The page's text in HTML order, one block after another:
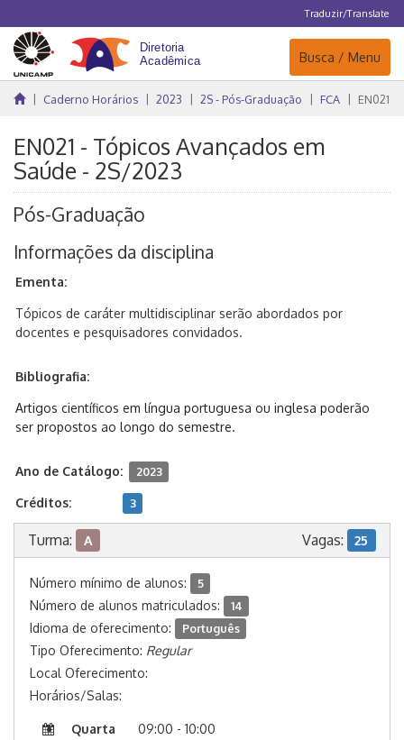
Traduzir/Translate
Navegação
Busca / Menu
Caderno Horários 2023 2S - Pós-Graduação FCA EN021
EN021 - Tópicos Avançados em
Saúde - 2S/2023
Pós-Graduação
Informações da disciplina
Ementa:
Tópicos de caráter multidisciplinar serão abordados por
docentes e pesquisadores convidados.
Bibliografia:
Artigos científicos em língua portuguesa ou inglesa poderão
ser propostos ao longo do semestre.
Ano de Catálogo: 2023
Créditos: 3
Turma: A Vagas: 25
Número mínimo de alunos: 5
Número de alunos matriculados: 14
Idioma de oferecimento: Português
Tipo Oferecimento: Regular
Local Oferecimento:
Horários/Salas:
Quarta
09:00 - 10:00